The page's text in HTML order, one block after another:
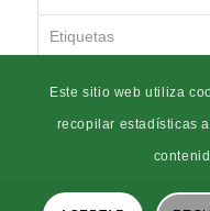
Etiquetas
Este sitio web utiliza
recopilar estadísticas